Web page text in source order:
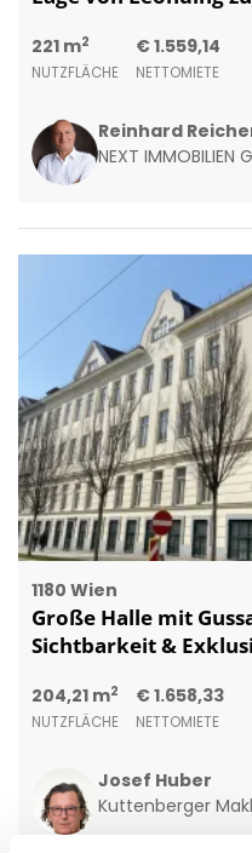
221 m2
NUTZFLÄCHE
€ 1.559,14
NETTOMIETE
Reinhard
NEXT IMMOBILIEN
1180 Wien
Große Halle mit
Sichtbarkeit &
204,21 m2
NUTZFLÄCHE
€ 1.658,33
NETTOMIETE
Josef Huber
Kuttenberger